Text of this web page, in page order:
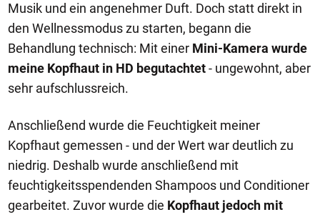
Musik und ein angenehmer Duft. Doch statt direkt in
den Wellnessmodus zu starten, begann die
Behandlung technisch: Mit einer Mini-Kamera wurde
meine Kopfhaut in HD begutachtet- ungewohnt, aber
sehr aufschlussreich.
Anschließend wurde die Feuchtigkeit meiner
Kopfhaut gemessen - und der Wert war deutlich zu
niedrig. Deshalb wurde anschließend mit
feuchtigkeitsspendenden Shampoos und Conditioner
gearbeitet. Zuvor wurde die Kopfhaut jedoch mit